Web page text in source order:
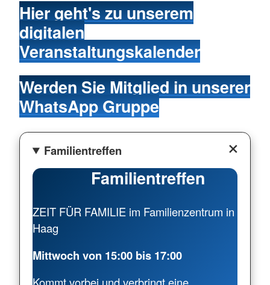
Hier geht's zu unserem
digitalen
Veranstaltungskalender
Werden Sie Mitglied in unserer
WhatsApp Gruppe
Familientreffen
Familientreffen
ZEIT FÜR FAMILIE im Familienzentrum in
Haag
Mittwoch von 15:00 bis 17:00